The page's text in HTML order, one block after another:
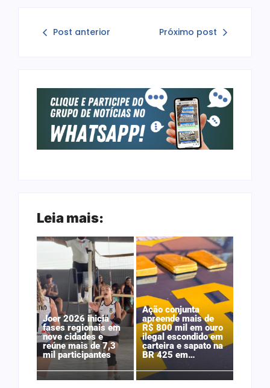
Post anterior Próximo post
Leia mais:
Joer 2026 inicia
fases regionais em
nove cidades e
reúne mais de 7,3
mil participantes
Ação conjunta
apreende mais de
R$ 800 mil em ouro
ilegal escondido em
carteira e sapato na
BR 425 em…